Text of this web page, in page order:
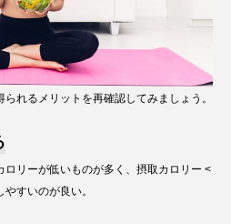
れるメリットを再確認してみましょう。
リーが低いものが多く、摂取カロリー <
すいのが良い。